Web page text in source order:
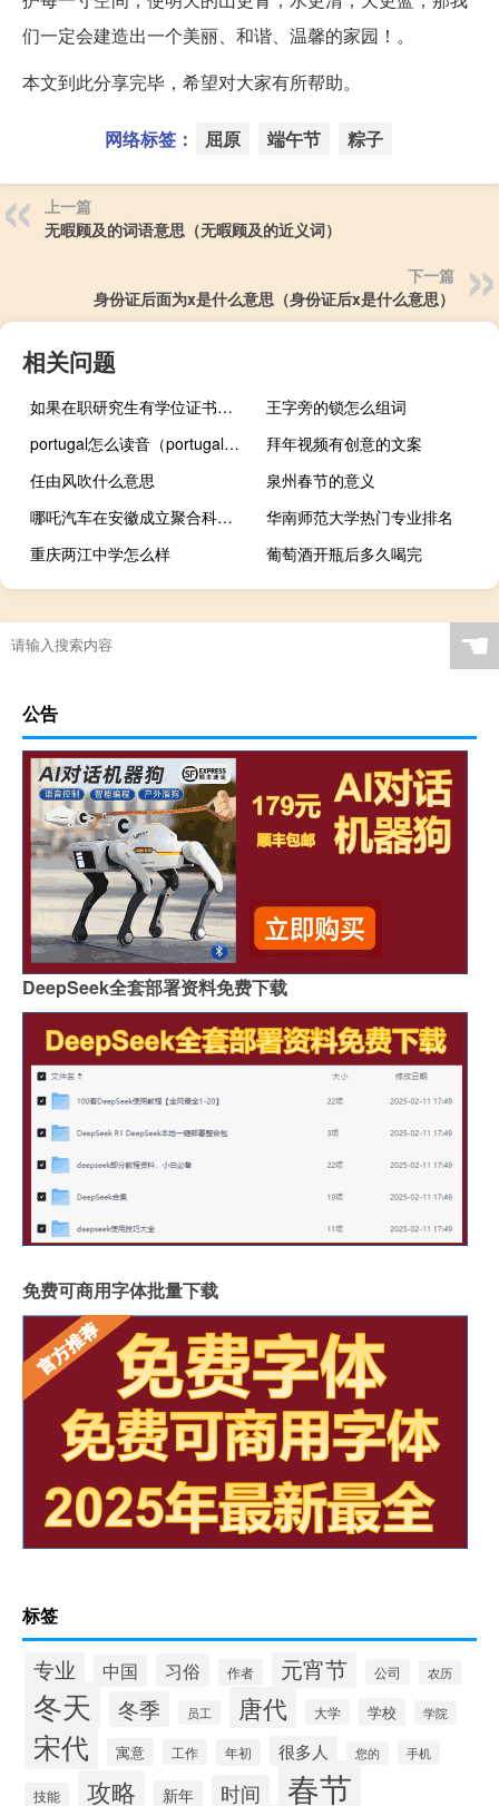
们一定会建造出一个美丽、和谐、温馨的家园！。
本文到此分享完毕，希望对大家有所帮助。
网络标签： 屈原 端午节 粽子
上一篇
无暇顾及的词语意思（无暇顾及的近义词）
下一篇
身份证后面为x是什么意思（身份证后x是什么意思）
相关问题
如果在职研究生有学位证书以后的发展就会发生变化
王字旁的锁怎么组词
portugal怎么读音（portugal发音）
拜年视频有创意的文案
任由风吹什么意思
泉州春节的意义
哪吒汽车在安徽成立聚合科技公司 经营范围含汽车零部件制造
华南师范大学热门专业排名
重庆两江中学怎么样
葡萄酒开瓶后多久喝完
☚
公告
DeepSeek全套部署资料免费下载
免费可商用字体批量下载
标签
专业 中国 习俗 作者 元宵节 公司 农历
冬天 冬季 员工 唐代 大学 学校 学院
宋代 寓意 工作 年初 很多人 您的 手机
技能 攻略 新年 时间 春节